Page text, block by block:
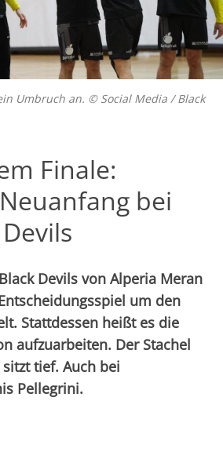
Umbruch an. © Social Media / Black
Finale:
bei
Devils von Alperia Meran
um den
Stattdessen heißt es die
aufzuarbeiten. Der Stachel
tief. Auch bei
Pellegrini.